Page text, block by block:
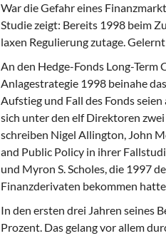
War die Gefahr eines
Studie zeigt: Bereits 1998 beim
laxen Regulierung zutage.
An den Hedge-Fonds Long-
Anlagestrategie 1998 beinahe
Aufstieg und Fall des Fonds
sich unter den elf Direktoren
schreiben Nigel Allington, John
and Public Policy in ihrer
und Myron S. Scholes, die 1997
Finanzderivaten bekommen
In den ersten drei Jahren seines
Prozent. Das gelang vor allem